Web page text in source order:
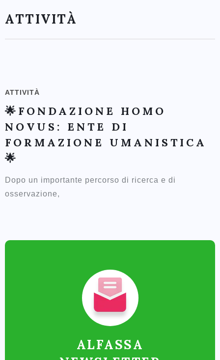
ATTIVITÀ
ATTIVITÀ
🌟FONDAZIONE HOMO
NOVUS: ENTE DI
FORMAZIONE UMANISTICA
🌟
Dopo un importante percorso di ricerca e di
osservazione,
ALFASSA